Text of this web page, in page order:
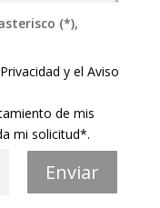
(*),
y el Aviso
de mis
mi solicitud*.
Enviar